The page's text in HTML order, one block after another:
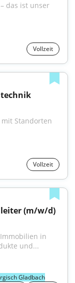
das ist unser
Vollzeit
Standorten
Vollzeit
(m/w/d)
in
und...
Gladbach